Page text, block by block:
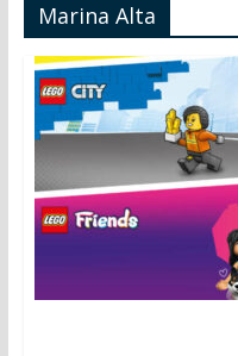
Marina Alta